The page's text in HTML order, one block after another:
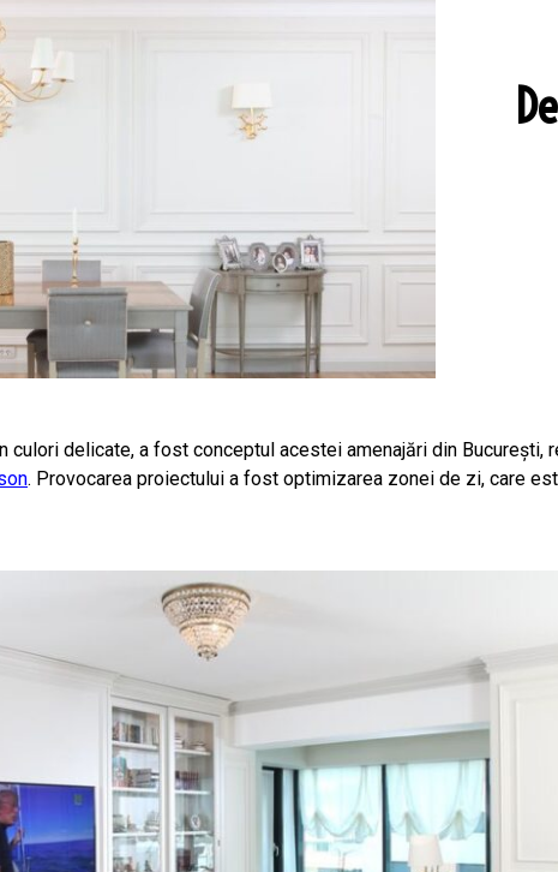
culori delicate, a fost conceptul acestei amenajări din București,
. Provocarea proiectului a fost optimizarea zonei de zi, care